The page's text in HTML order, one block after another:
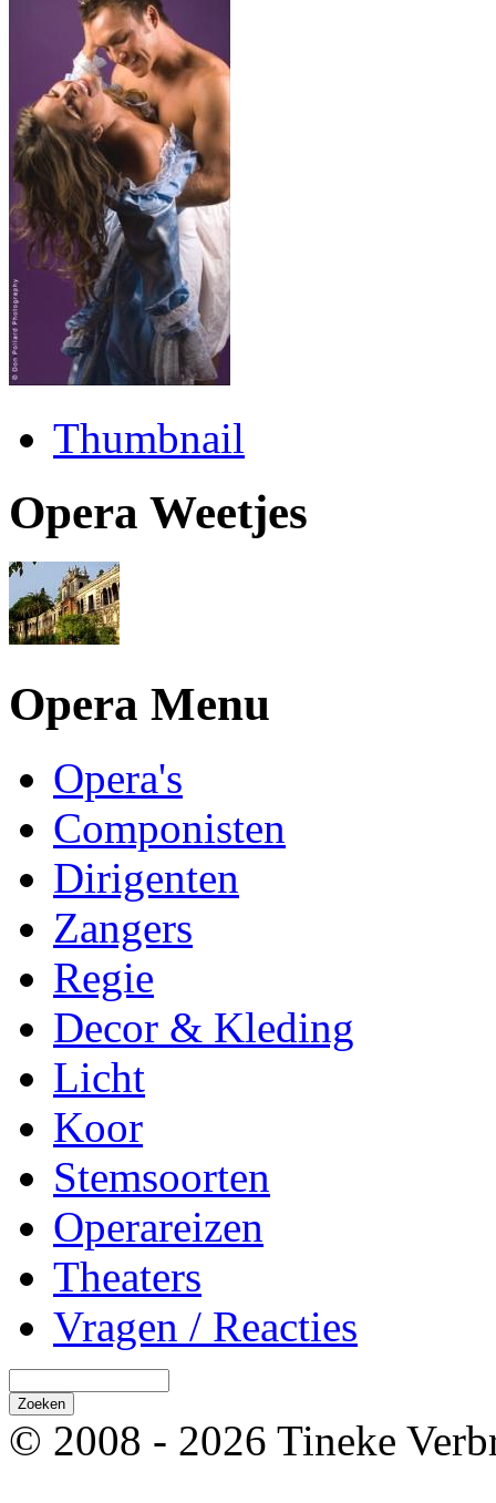
Thumbnail
Opera Weetjes
Opera Menu
Opera's
Componisten
Dirigenten
Zangers
Regie
Decor & Kleding
Licht
Koor
Stemsoorten
Operareizen
Theaters
Vragen / Reacties
© 2008 - 2026 Tineke